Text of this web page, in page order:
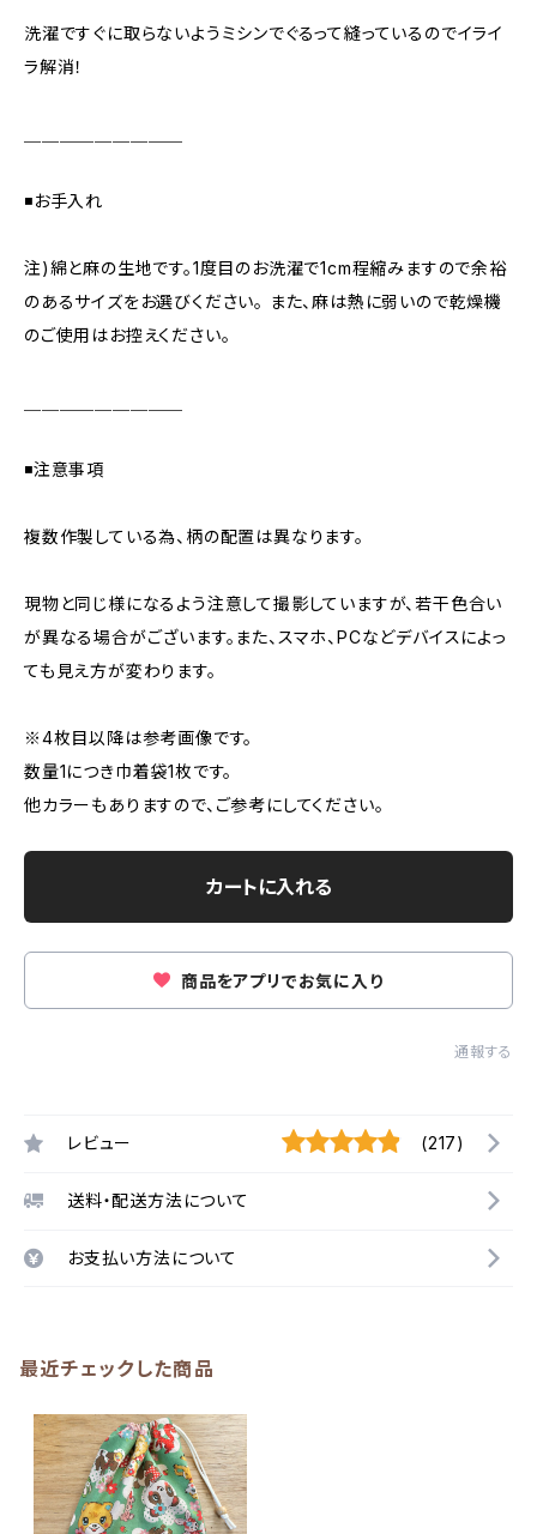
洗濯ですぐに取らないようミシンでぐるって縫っているのでイライ
ラ解消！
◾️お手入れ
注)綿と麻の生地です。1度目のお洗濯で1cm程縮みますので余裕
のあるサイズをお選びください。 また、麻は熱に弱いので乾燥機
のご使用はお控えください。
◾️注意事項
複数作製している為、柄の配置は異なります。
現物と同じ様になるよう注意して撮影していますが、若干色合い
が異なる場合がございます。また、スマホ、PCなどデバイスによっ
ても見え方が変わります。
※4枚目以降は参考画像です。
数量1につき巾着袋1枚です。
他カラーもありますので、ご参考にしてください。
カートに入れる
商品をアプリでお気に入り
通報する
レビュー (217)
送料・配送方法について
お支払い方法について
最近チェックした商品